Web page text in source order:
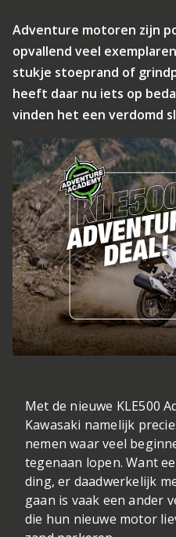
Adventure motoren zijn
opvallend veel
stukje stoeprand of
heeft daar nu iets op
vinden het een verdomd
Met de nieuwe KLE500
Kawasaki namelijk
nemen waar veel
tegenaan lopen. Want
ding, er daadwerkelijk
gaan is vaak een ander
die hun nieuwe motor